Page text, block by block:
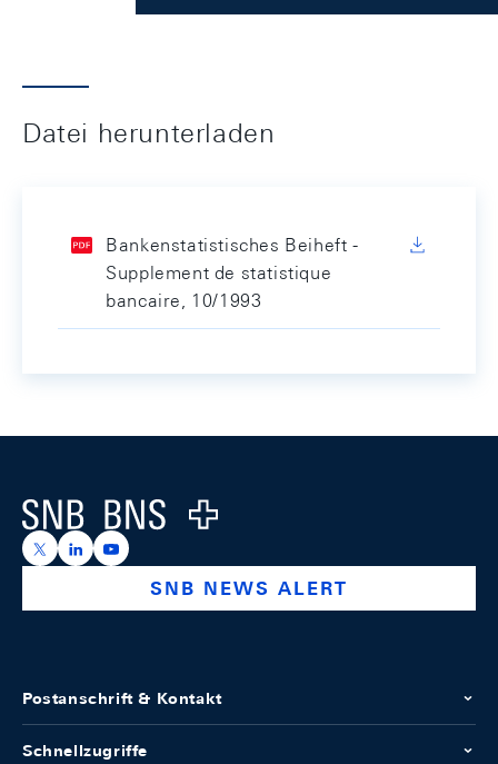
Datei herunterladen
Bankenstatistisches Beiheft -
Supplement de statistique
bancaire, 10/1993
Logo
https://x.com/snb_bns
https://ch.linkedin.com/company/swiss-national-
https://www.youtube.com/@swissnationalbank
SNB NEWS ALERT
Postanschrift & Kontakt
Schnellzugriffe